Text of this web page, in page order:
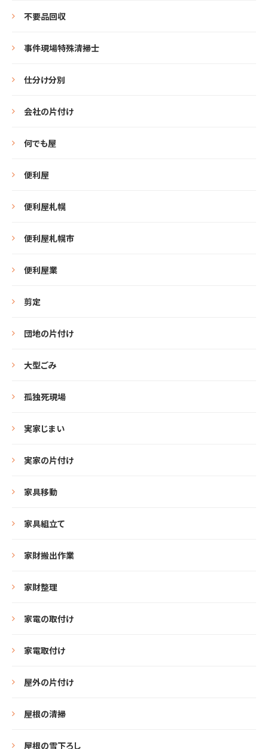
不要品回収
事件現場特殊清掃士
仕分け分別
会社の片付け
何でも屋
便利屋
便利屋札幌
便利屋札幌市
便利屋業
剪定
団地の片付け
大型ごみ
孤独死現場
実家じまい
実家の片付け
家具移動
家具組立て
家財搬出作業
家財整理
家電の取付け
家電取付け
屋外の片付け
屋根の清掃
屋根の雪下ろし